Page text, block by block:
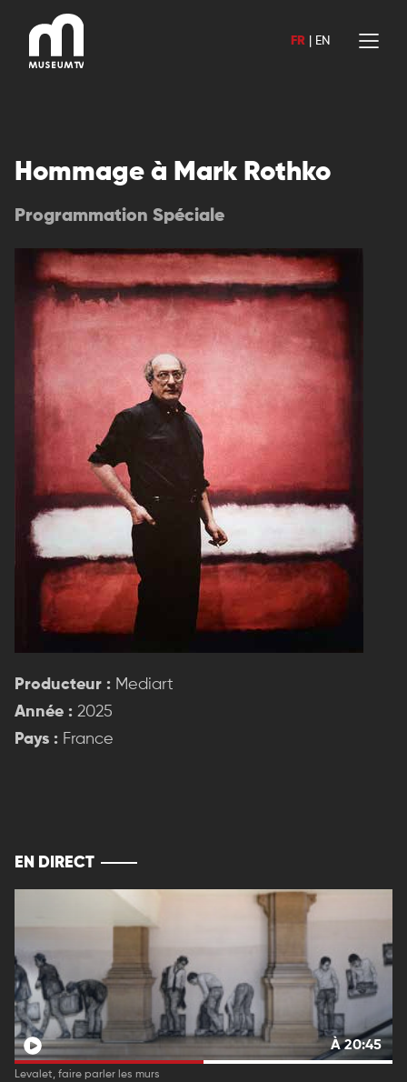
contenu
FR EN
Hommage à Mark Rothko
Programmation Spéciale
Producteur : Mediart
Année : 2025
Pays : France
EN DIRECT
À 20:45
Levalet, faire parler les murs